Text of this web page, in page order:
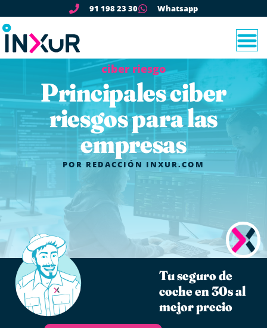
91 198 23 30 Whatsapp
ciber riesgo
Principales ciber
riesgos para las
empresas
POR REDACCIÓN INXUR.COM
Tu seguro de
coche en 30s al
mejor precio